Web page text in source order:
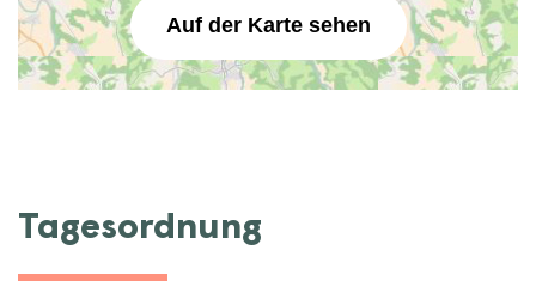
Auf der Karte sehen
Tagesordnung